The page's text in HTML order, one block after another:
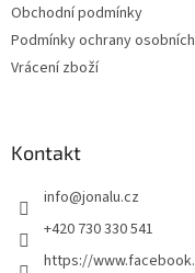
Obchodní podmínky
Podmínky ochrany
Vrácení zboží
Kontakt
info@jonalu.cz
+420 730 330 541
https://